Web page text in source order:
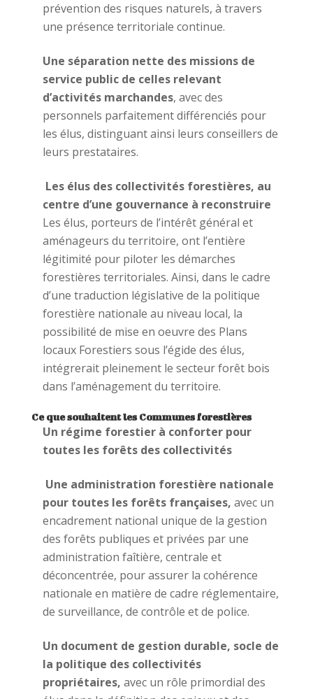
prévention des risques naturels, à travers
une présence territoriale continue.
Une séparation nette des missions de
service public de celles relevant
d’activités marchandes, avec des
personnels parfaitement différenciés pour
les élus, distinguant ainsi leurs conseillers de
leurs prestataires.
Les élus des collectivités forestières, au
centre d’une gouvernance à reconstruire
Les élus, porteurs de l’intérêt général et
aménageurs du territoire, ont l’entière
légitimité pour piloter les démarches
forestières territoriales. Ainsi, dans le cadre
d’une traduction législative de la politique
forestière nationale au niveau local, la
possibilité de mise en oeuvre des Plans
locaux Forestiers sous l’égide des élus,
intégrerait pleinement le secteur forêt bois
dans l’aménagement du territoire.
Ce que souhaitent les Communes forestières
Un régime forestier à conforter pour
toutes les forêts des collectivités
Une administration forestière nationale
pour toutes les forêts françaises, avec un
encadrement national unique de la gestion
des forêts publiques et privées par une
administration faîtière, centrale et
déconcentrée, pour assurer la cohérence
nationale en matière de cadre réglementaire,
de surveillance, de contrôle et de police.
Un document de gestion durable, socle de
la politique des collectivités
propriétaires, avec un rôle primordial des